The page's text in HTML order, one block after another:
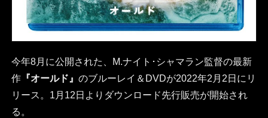
今年8月に公開された、M.ナイト･シャマラン監督の最新
作『オールド』 のブルーレイ＆DVDが2022年2月2日にリ
リース。1月12日よりダウンロード先行販売が開始され
る。